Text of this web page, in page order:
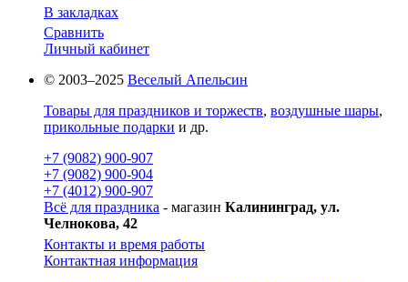
В закладках
Сравнить
Личный кабинет
© 2003–2025 Веселый Апельсин
Товары для праздников и торжеств, воздушные шары,
прикольные подарки и др.
+7 (9082) 900-907
+7 (9082) 900-904
+7 (4012) 900-907
Всё для праздника - магазин Калининград, ул.
Челнокова, 42
Контакты и время работы
Контактная информация